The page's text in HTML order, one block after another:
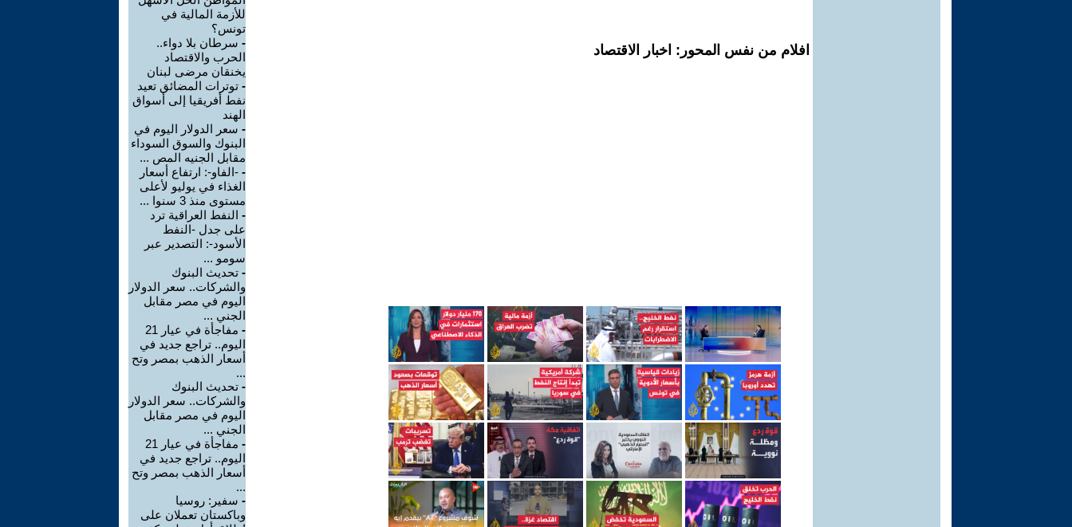
افلام من نفس المحور: اخبار الاقتصاد
للأزمة المالية في
تونس؟
- سرطان بلا دواء..
الحرب والاقتصاد
يخنقان مرضى لبنان
- توترات المضائق تعيد
نفط أفريقيا إلى أسواق
الهند
- سعر الدولار اليوم في
البنوك والسوق السوداء
مقابل الجنيه المص ...
- -الفاو-: ارتفاع أسعار
الغذاء في يوليو لأعلى
مستوى منذ 3 سنوا ...
- النفط العراقية ترد
على جدل -النفط
الأسود-: التصدير عبر
سومو ...
- تحديث البنوك
والشركات.. سعر الدولار
اليوم في مصر مقابل
الجني ...
-
مفاجأة في عيار 21
اليوم.. تراجع جديد في
أسعار الذهب بمصر وتح
...
- تحديث البنوك
والشركات.. سعر الدولار
اليوم في مصر مقابل
الجني ...
-
مفاجأة في عيار 21
اليوم.. تراجع جديد في
أسعار الذهب بمصر وتح
...
- سفير: روسيا
وباكستان تعملان على